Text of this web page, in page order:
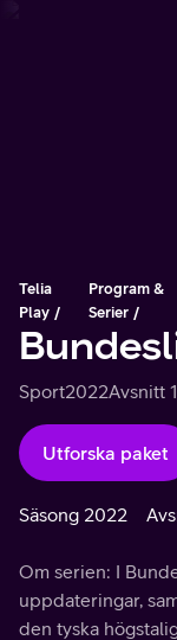
Telia
Play
Program &
Serier
Sport2022Avsnitt
Utforska paket
Säsong 2022
Om serien: I
uppdateringar,
den tyska